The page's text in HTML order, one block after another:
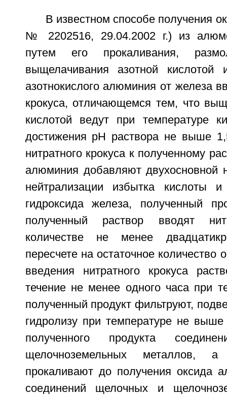
В известном способе получения
№ 2202516, 29.04.2002 г.) из
путем его прокаливания,
выщелачивания азотной кислотой
азотнокислого алюминия от железа
крокуса, отличающемся тем, что
кислотой ведут при температуре
достижения рН раствора не выше
нитратного крокуса к полученному
алюминия добавляют двухосновной
нейтрализации избытка кислоты
гидроксида железа, полученный
полученный раствор вводят
количестве не менее
пересчете на остаточное количество
введения нитратного крокуса
течение не менее одного часа при
полученный продукт фильтруют,
гидролизу при температуре не
полученного продукта
щелочноземельных металлов, а
прокаливают до получения оксида
соединений щелочных и